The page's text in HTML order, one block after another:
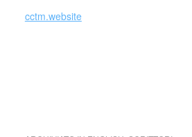
cctm.website